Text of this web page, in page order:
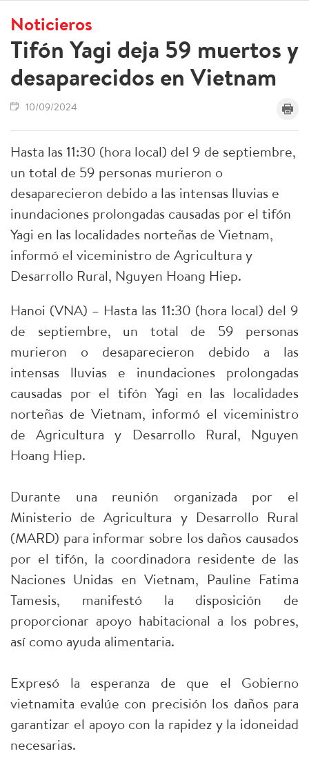
Noticieros
Tifón Yagi deja 59 muertos y
desaparecidos en Vietnam
10/09/2024
Hasta las 11:30 (hora local) del 9 de septiembre,
un total de 59 personas murieron o
desaparecieron debido a las intensas lluvias e
inundaciones prolongadas causadas por el tifón
Yagi en las localidades norteñas de Vietnam,
informó el viceministro de Agricultura y
Desarrollo Rural, Nguyen Hoang Hiep.
Hanoi (VNA) – Hasta las 11:30 (hora local) del 9
de septiembre, un total de 59 personas
murieron o desaparecieron debido a las
intensas lluvias e inundaciones prolongadas
causadas por el tifón Yagi en las localidades
norteñas de Vietnam, informó el viceministro
de Agricultura y Desarrollo Rural, Nguyen
Hoang Hiep.
Durante una reunión organizada por el
Ministerio de Agricultura y Desarrollo Rural
(MARD) para informar sobre los daños causados
por el tifón, la coordinadora residente de las
Naciones Unidas en Vietnam, Pauline Fatima
Tamesis, manifestó la disposición de
proporcionar apoyo habitacional a los pobres,
así como ayuda alimentaria.
Expresó la esperanza de que el Gobierno
vietnamita evalúe con precisión los daños para
garantizar el apoyo con la rapidez y la idoneidad
necesarias.